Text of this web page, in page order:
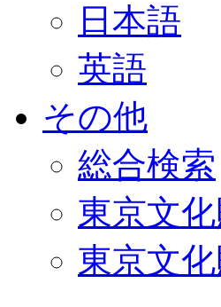
日本語
英語
その他
総合検索
東京文
東京文